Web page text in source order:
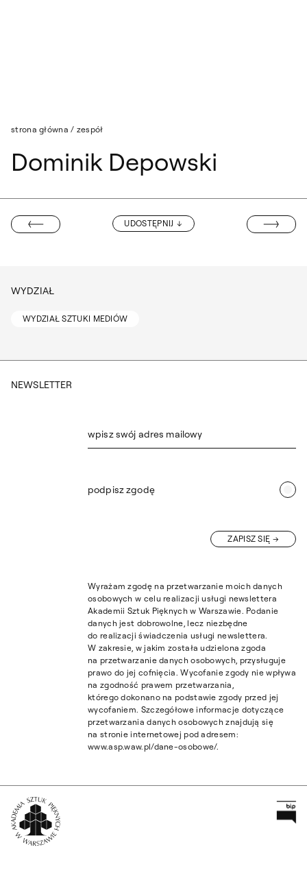
strona główna / zespół
Dominik Depowski
UDOSTĘPNIJ
WOLF
SZYMON
WYDZIAŁ
WYDZIAŁ SZTUKI MEDIÓW
NEWSLETTER
wpisz swój adres mailowy
podpisz zgodę
ZAPISZ SIĘ
Wyrażam zgodę na przetwarzanie moich danych
osobowych w celu realizacji usługi newslettera
Akademii Sztuk Pięknych w Warszawie. Podanie
danych jest dobrowolne, lecz niezbędne
do realizacji świadczenia usługi newslettera.
W zakresie, w jakim została udzielona zgoda
na przetwarzanie danych osobowych, przysługuje
prawo do jej cofnięcia. Wycofanie zgody nie wpływa
na zgodność prawem przetwarzania,
którego dokonano na podstawie zgody przed jej
wycofaniem. Szczegółowe informacje dotyczące
przetwarzania danych osobowych znajdują się
na stronie internetowej pod adresem:
www.asp.waw.pl/dane-osobowe/.